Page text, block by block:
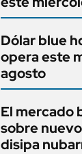
Dólar blue
opera este
agosto
El mercado
sobre
disipa